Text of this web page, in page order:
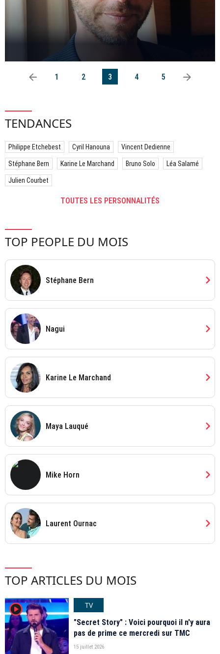
arrow_left 1 2 3 4 5 arrow_right
TENDANCES
Philippe Etchebest Cyril Hanouna Vincent Dedienne
Stéphane Bern Karine Le Marchand Bruno Solo Léa Salamé
Julien Courbet
TOUTES LES PERSONNALITÉS
TOP PEOPLE DU MOIS
Stéphane Bern chevron_right
Nagui chevron_right
Karine Le Marchand chevron_right
Maya Lauqué chevron_right
Mike Horn chevron_right
Laurent Ournac chevron_right
TOP ARTICLES DU MOIS
player2
TV
"Secret Story" : Voici pourquoi il n'y aura
pas de prime ce mercredi sur TMC
15 juillet 2026